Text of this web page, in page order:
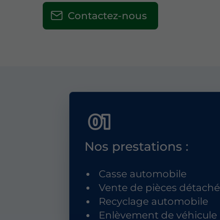
Contactez-nous
Nos prestations :
Casse automobile
Vente de pièces
Recyclage automobile
Enlèvement de véhicule